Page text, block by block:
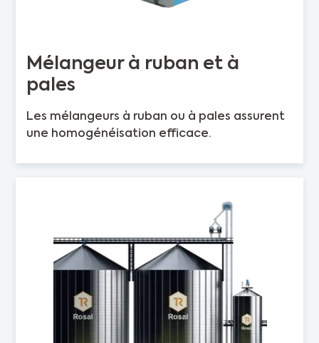
Mélangeur à ruban et à
pales
Les mélangeurs à ruban ou à pales assurent
une homogénéisation efficace.